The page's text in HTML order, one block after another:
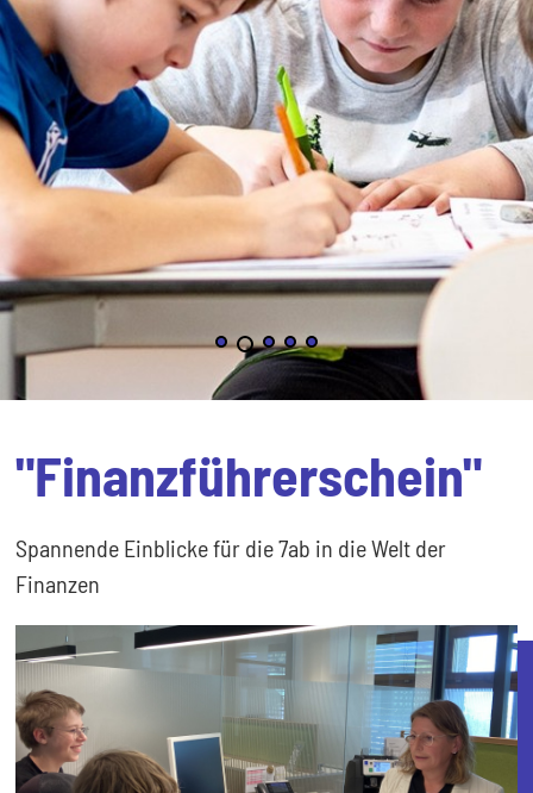
"Finanzführerschein"
Spannende Einblicke für die 7ab in die Welt der
Finanzen